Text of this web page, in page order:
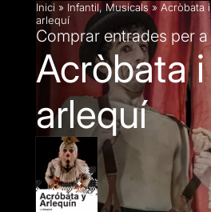
Inici » Infantil, Musicals » Acròbata i
arlequí
Comprar entrades per a
Acròbata i
arlequí